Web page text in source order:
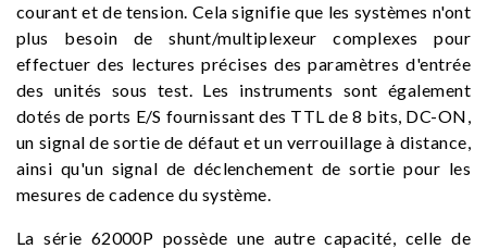
courant et de tension. Cela signifie que les systèmes n'ont
plus besoin de shunt/multiplexeur complexes pour
effectuer des lectures précises des paramètres d'entrée
des unités sous test. Les instruments sont également
dotés de ports E/S fournissant des TTL de 8 bits, DC-ON,
un signal de sortie de défaut et un verrouillage à distance,
ainsi qu'un signal de déclenchement de sortie pour les
mesures de cadence du système.
La série 62000P possède une autre capacité, celle de